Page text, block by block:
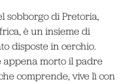
sobborgo di Pretoria,
è un insieme di
disposte in cerchio.
appena morto il padre
comprende, vive lì con